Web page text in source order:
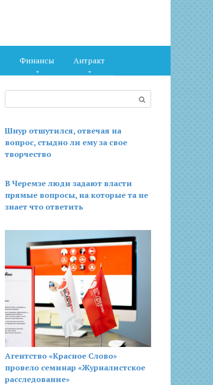
Финансы Антракт
Шнур отшутился, отвечая на
вопрос, стыдно ли ему за свое
творчество
В Черемзе люди задают власти
прямые вопросы, на которые та не
знает что ответить
Агентство «Красное Слово»
провело семинар «Журналистское
расследование»